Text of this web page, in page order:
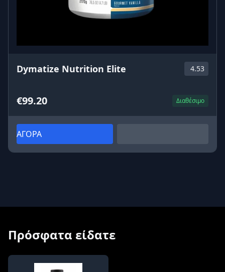
Dymatize Nutrition Elite 4.53
€99.20 Διαθέσιμο
ΑΓΟΡΑ
Πρόσφατα είδατε